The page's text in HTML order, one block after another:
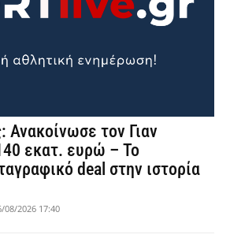
Ανακοίνωσε τον Γιαν
εκατ. ευρώ – Το
deal στην ιστορία
08/2026 17:40